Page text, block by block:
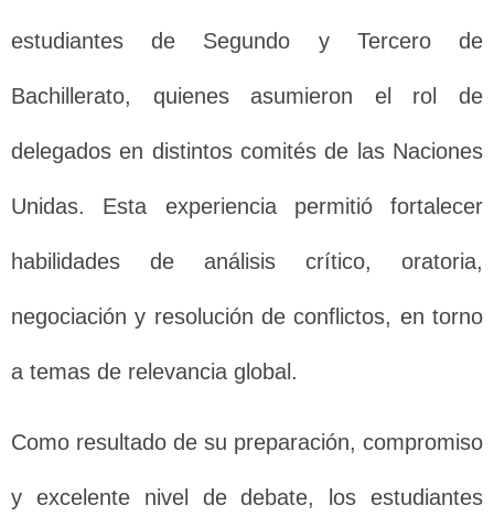
estudiantes de Segundo y Tercero de
Bachillerato, quienes asumieron el rol de
delegados en distintos comités de las Naciones
Unidas. Esta experiencia permitió fortalecer
habilidades de análisis crítico, oratoria,
negociación y resolución de conflictos, en torno
a temas de relevancia global.
Como resultado de su preparación, compromiso
y excelente nivel de debate, los estudiantes